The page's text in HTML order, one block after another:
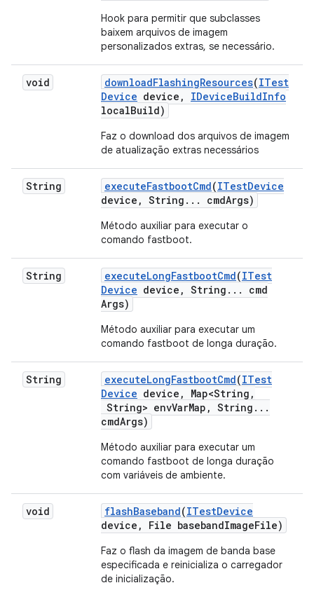
Hook para permitir que subclasses
baixem arquivos de imagem
personalizados extras, se necessário.
void downloadFlashingResources(ITest
Device device , IDeviceBuildInfo
localBuild)
Faz o download dos arquivos de imagem
de atualização extras necessários
String executeFastbootCmd(ITestDevice
device , String . . . cmdArgs)
Método auxiliar para executar o
comando fastboot.
String executeLongFastbootCmd(ITest
Device device , String . . .
cmd
Args)
Método auxiliar para executar um
comando fastboot de longa duração.
String executeLongFastbootCmd(ITest
Device device , Map<String ,
String> envVarMap , String . . .
cmdArgs)
Método auxiliar para executar um
comando fastboot de longa duração
com variáveis de ambiente.
void flashBaseband(ITestDevice
device , File basebandImageFile)
Faz o flash da imagem de banda base
especificada e reinicializa o carregador
de inicialização.